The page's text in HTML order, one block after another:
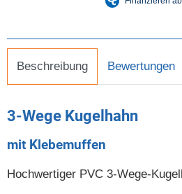
Beschreibung Bewertungen
3-Wege Kugelhahn
mit Klebemuffen
Hochwertiger PVC 3-Wege-